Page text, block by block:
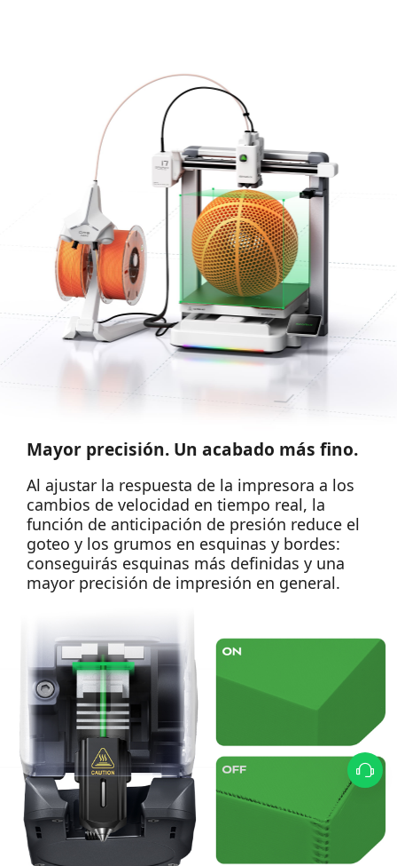
Mayor precisión.Un acabado más fino.
Al ajustar la respuesta de la impresora a los
cambios de velocidad en tiempo real, la
función de anticipación de presión reduce el
goteo y los grumos en esquinas y bordes:
conseguirás esquinas más definidas y una
mayor precisión de impresión en general.